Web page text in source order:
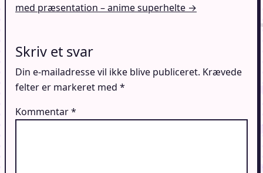
med præsentation – anime superhelte →
Skriv et svar
Din e-mailadresse vil ikke blive publiceret. Krævede
felter er markeret med *
Kommentar*